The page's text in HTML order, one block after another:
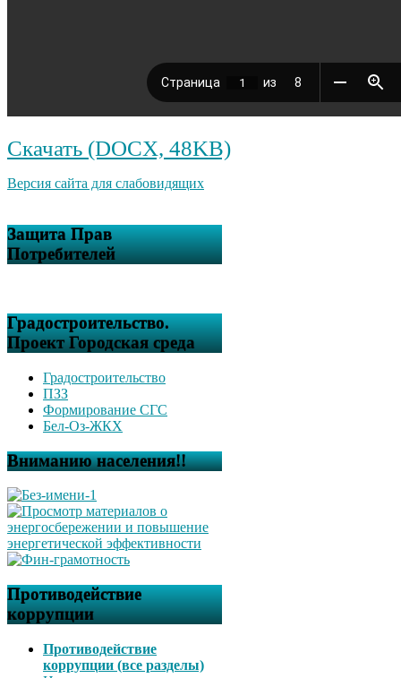
Скачать (DOCX, 48KB)
Версия сайта для слабовидящих
Защита Прав
Потребителей
Градостроительство.
Проект Городская среда
Градостроительство
ПЗЗ
Формирование СГС
Бел-Оз-ЖКХ
Вниманию населения!!
Противодействие
коррупции
Противодействие
коррупции (все разделы)